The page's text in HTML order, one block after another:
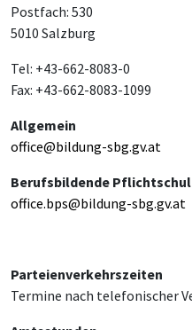
Postfach: 530
5010 Salzburg
Tel: +43-662-8083-0
Fax: +43-662-8083-1099
Allgemein
office@bildung-sbg.gv.at
Berufsbildende
office.bps@bildung-sbg.gv.at
Parteienverkehrszeiten
Termine nach telefonischer